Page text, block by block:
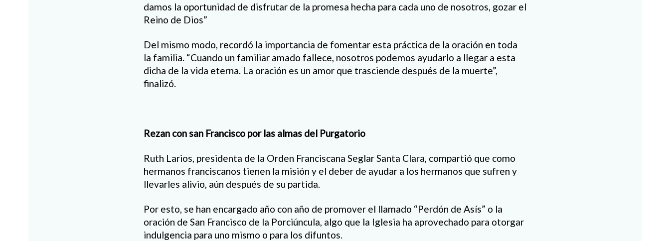
damos la oportunidad de disfrutar de la promesa hecha para cada uno de nosotros, gozar el
Reino de Dios”
Del mismo modo, recordó la importancia de fomentar esta práctica de la oración en toda
la familia. “Cuando un familiar amado fallece, nosotros podemos ayudarlo a llegar a esta
dicha de la vida eterna. La oración es un amor que trasciende después de la muerte”,
finalizó.
Rezan con san Francisco por las almas del Purgatorio
Ruth Larios, presidenta de la Orden Franciscana Seglar Santa Clara, compartió que como
hermanos franciscanos tienen la misión y el deber de ayudar a los hermanos que sufren y
llevarles alivio, aún después de su partida.
Por esto, se han encargado año con año de promover el llamado “Perdón de Asís” o la
oración de San Francisco de la Porciúncula, algo que la Iglesia ha aprovechado para otorgar
indulgencia para uno mismo o para los difuntos.